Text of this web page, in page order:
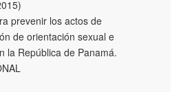
prevenir los actos de
de orientación sexual e
la República de Panamá.